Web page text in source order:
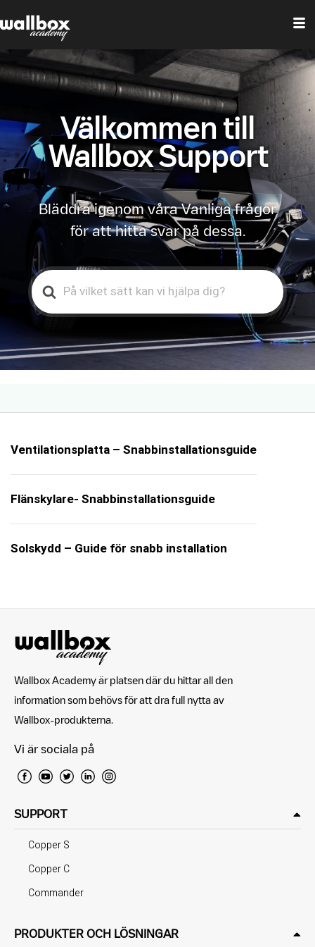
Välkommen till
Wallbox Support
Bläddra igenom våra Vanliga frågor
för att hitta svar på dessa.
Search
For
Ventilationsplatta – Snabbinstallationsguide
Flänskylare- Snabbinstallationsguide
Solskydd – Guide för snabb installation
Wallbox Academy är platsen där du hittar all den
information som behövs för att dra full nytta av
Wallbox-produkterna.
Vi är sociala på
SUPPORT
Copper S
Copper C
Commander
PRODUKTER OCH LÖSNINGAR